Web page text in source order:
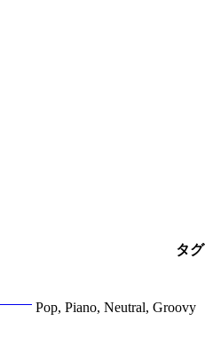
タグ
Pop, Piano, Neutral, Groovy